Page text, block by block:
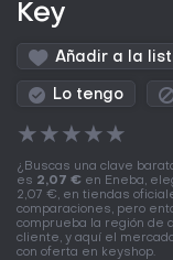
Key
Añadir a la
Lo tengo
★★★★★
¿Buscas una clave
es 2,07 € en Eneba,
2,07 €, en tiendas
comparaciones, pero
comprueba la región de
cliente, y aquí el
con oferta en keyshop.